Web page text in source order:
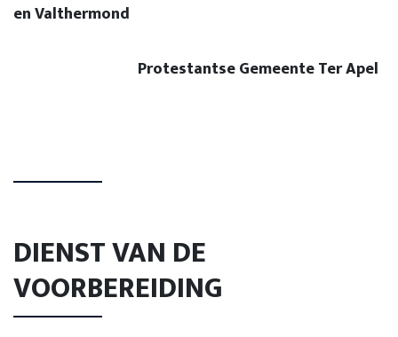
en Valthermond
Protestantse Gemeente Ter Apel
DIENST VAN DE
VOORBEREIDING